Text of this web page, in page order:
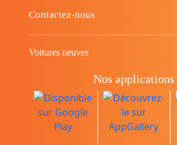
Contactez-nous
Voitures neuves
Nos applications